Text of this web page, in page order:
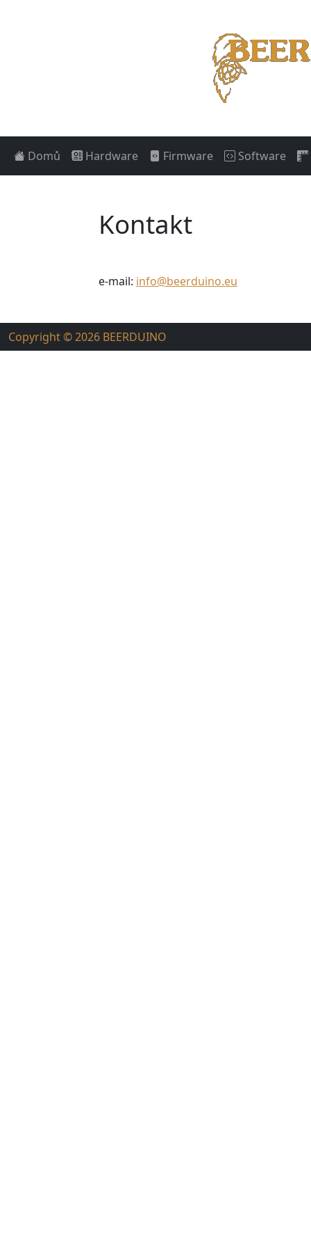
Domů Hardware Firmware Software
Kontakt
e-mail: info@beerduino.eu
Copyright © 2026 BEERDUINO